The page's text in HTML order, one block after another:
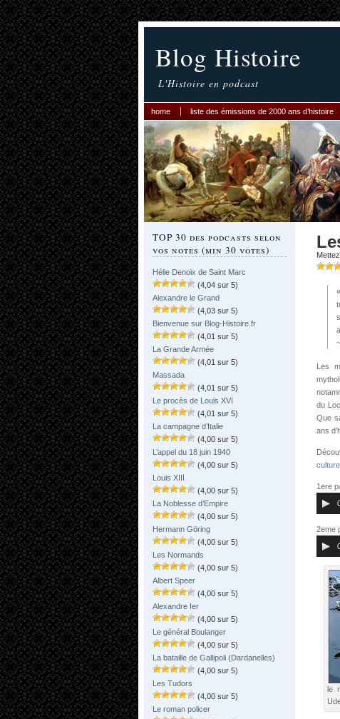
Blog Histoire
L'Histoire en podcast
home liste des émissions de 2000 ans d’histoire
TOP 30 des podcasts selon
vos notes (min 30 votes)
Hélie Denoix de Saint Marc
(4,04 sur 5)
Alexandre le Grand
(4,03 sur 5)
Bienvenue sur Blog-Histoire.fr
(4,01 sur 5)
La Grande Armée
(4,01 sur 5)
Massada
(4,01 sur 5)
Le procès de Louis XVI
(4,01 sur 5)
La campagne d’Italie
(4,00 sur 5)
L’appel du 18 juin 1940
(4,00 sur 5)
Louis XIII
(4,00 sur 5)
La Noblesse d’Empire
(4,00 sur 5)
Hermann Göring
(4,00 sur 5)
Les Normands
(4,00 sur 5)
Albert Speer
(4,00 sur 5)
Alexandre Ier
(4,00 sur 5)
Le général Boulanger
(4,00 sur 5)
La bataille de Gallipoli (Dardanelles)
(4,00 sur 5)
Les Tudors
(4,00 sur 5)
Le roman policer
Les
du
Que
ans
1ere
2eme
le